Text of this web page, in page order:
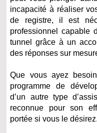
incapacité à réaliser
de registre, il est
professionnel capable
tunnel grâce à un
des réponses sur
Que vous ayez
programme de
d’un autre type
reconnue pour son
portée si vous le désirez.